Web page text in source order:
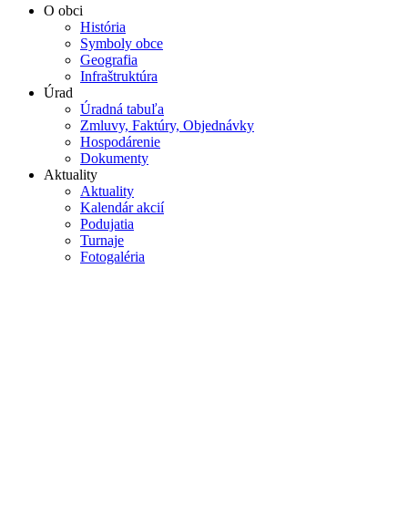
O obci
História
Symboly obce
Geografia
Infraštruktúra
Úrad
Úradná tabuľa
Zmluvy, Faktúry, Objednávky
Hospodárenie
Dokumenty
Aktuality
Aktuality
Kalendár akcií
Podujatia
Turnaje
Fotogaléria